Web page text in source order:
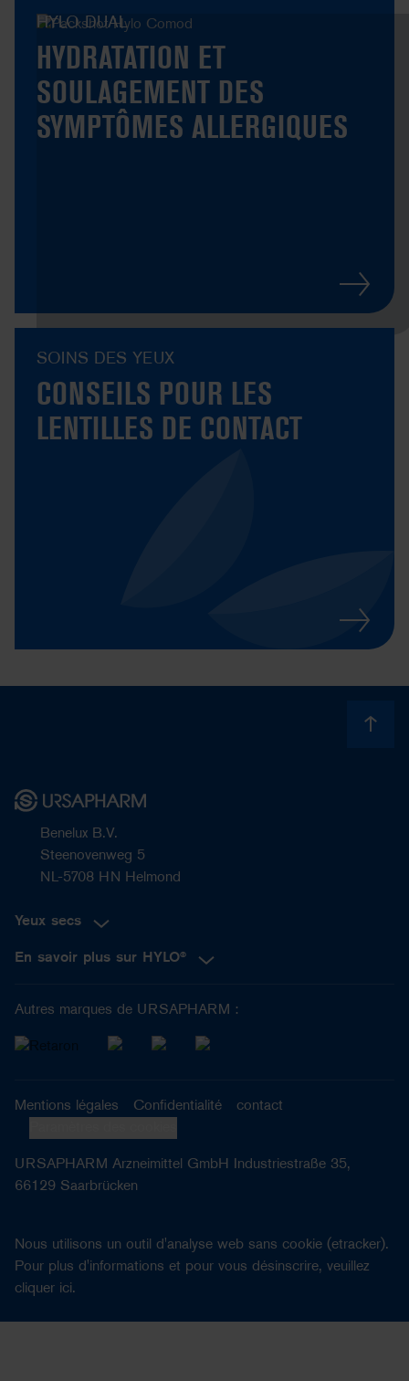
HYLO DUAL
HYDRATATION ET
SOULAGEMENT DES
SYMPTÔMES ALLERGIQUES
SOINS DES YEUX
CONSEILS POUR LES
LENTILLES DE CONTACT
Benelux B.V.
Steenovenweg 5
NL-5708 HN Helmond
Yeux secs
En savoir plus sur HYLO®
Autres marques de URSAPHARM :
Mentions légales Confidentialité
contact
URSAPHARM Arzneimittel GmbH Industriestraße 35,
66129 Saarbrücken
Nous utilisons un outil d'analyse web sans cookie (etracker).
Pour plus d'informations et pour vous désinscrire, veuillez
cliquer ici.